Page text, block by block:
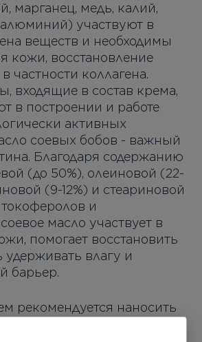
марганец, медь, калий,
участвуют в
веществ и необходимы
кожи, восстановление
частности коллагена.
входящие в состав крема,
в построении и работе
активных
соевых бобов - важный
Благодаря содержанию
(до 50%), олеиновой (22-
(9-12%) и стеариновой
и
масло участвует в
помогает восстановить
удерживать влагу и
барьер.
рекомендуется наносить
на очищенную кожу